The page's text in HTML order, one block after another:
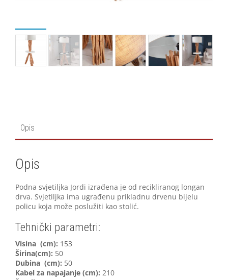
Opis
Opis
Podna svjetiljka Jordi izrađena je od recikliranog longan
drva. Svjetiljka ima ugrađenu prikladnu drvenu bijelu
policu koja može poslužiti kao stolić.
Tehnički parametri:
Visina (cm): 153
Širina(cm): 50
Dubina (cm): 50
Kabel za napajanje (cm): 210